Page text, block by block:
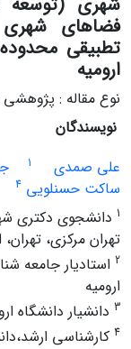
فضاهای شهری
تطبیقی
ارومیه
نوع مقاله :
نویسندگان
علی صمدی
1
ساکت حسنلویی 4
1 دانشجوی دکتری
تهران مرکزی، تهران،
2 استادیار جامعه
ارومیه
3 دانشیار دانشگاه
4 کارشناسی